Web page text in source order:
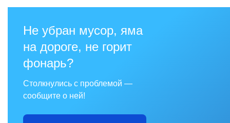
Не убран мусор, яма
на дороге, не горит
фонарь?
Столкнулись с проблемой —
сообщите о ней!